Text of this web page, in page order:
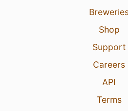
Shop
Support
Careers
API
Terms